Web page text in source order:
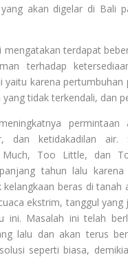
akan digelar di Bali
mengatakan terdapat
terhadap
yaitu karena pertumbuhan
tidak terkendali, dan
dan ketidakadilan air.
Much, Too Little, dan
tahun lalu
beras di tanah
ekstrim, tanggul
ini. Masalah ini telah
lalu dan akan terus
seperti biasa,